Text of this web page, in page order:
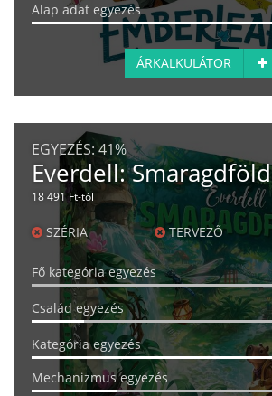
Alap adat egyezés
ÁRKALKULÁTOR
EGYEZÉS: 41%
Everdell: Smaragdföld
18 491 Ft-tól
SZÉRIA TERVEZŐ
Fő kategória egyezés
Család egyezés
Kategória egyezés
Mechanizmus egyezés